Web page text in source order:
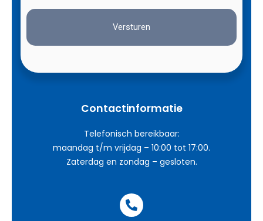
Contactinformatie
Telefonisch bereikbaar:
maandag t/m vrijdag – 10:00 tot 17:00.
Zaterdag en zondag – gesloten.